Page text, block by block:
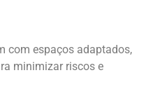
com espaços adaptados,
minimizar riscos e